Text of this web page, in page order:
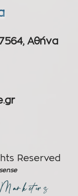
Αθήνα
Reserved